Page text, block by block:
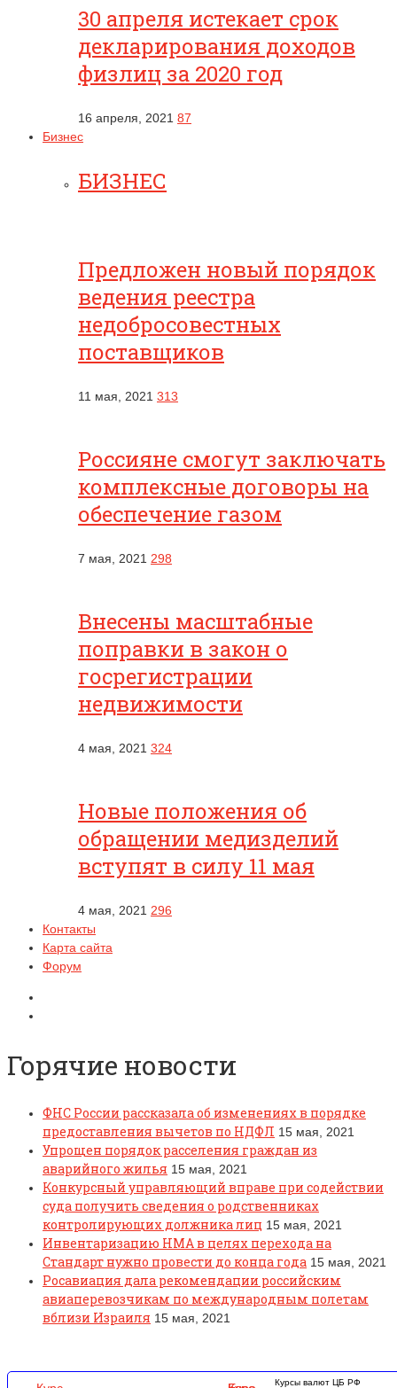
30 апреля истекает срок
декларирования доходов
физлиц за 2020 год
16 апреля, 2021 87
Бизнес
БИЗНЕС
Предложен новый порядок
ведения реестра
недобросовестных
поставщиков
11 мая, 2021 313
Россияне смогут заключать
комплексные договоры на
обеспечение газом
7 мая, 2021 298
Внесены масштабные
поправки в закон о
госрегистрации
недвижимости
4 мая, 2021 324
Новые положения об
обращении медизделий
вступят в силу 11 мая
4 мая, 2021 296
Контакты
Карта сайта
Форум
Горячие новости
ФНС России рассказала об изменениях в порядке
предоставления вычетов по НДФЛ 15 мая, 2021
Упрощен порядок расселения граждан из
аварийного жилья 15 мая, 2021
Конкурсный управляющий вправе при содействии
суда получить сведения о родственниках
контролирующих должника лиц 15 мая, 2021
Инвентаризацию НМА в целях перехода на
Стандарт нужно провести до конца года 15 мая, 2021
Росавиация дала рекомендации российским
авиаперевозчикам по международным полетам
вблизи Израиля 15 мая, 2021
Курсы валют ЦБ РФ